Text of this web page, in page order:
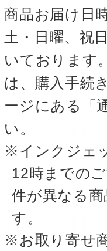
商品お届け日
土・日曜、祝
いております
は、購入手続
ージにある「
い。
※インクジェ
12時までの
件が異なる
す。
※お取り寄せ